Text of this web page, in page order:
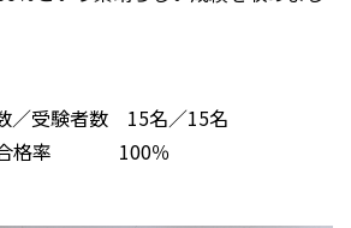
／受験者数 15名／15名
格率 100％